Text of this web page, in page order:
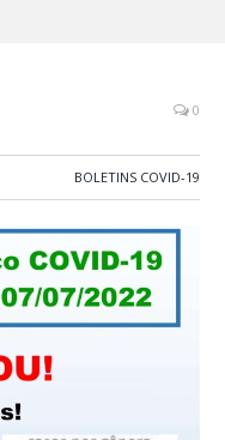
0
BOLETINS COVID-19